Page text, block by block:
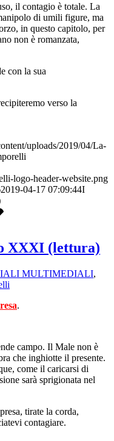
il contagio è totale. La
di umili figure, ma
in questo capitolo, per
non è romanzata,
con la sua
verso la
uploads/2019/04/La-
logo-header-website.png
2019-04-17 07:09:44I
XXXI (lettura)
MULTIMEDIALI,
.
campo. Il Male non è
che inghiotte il presente.
come il caricarsi di
sarà sprigionata nel
tirate la corda,
contagiare.